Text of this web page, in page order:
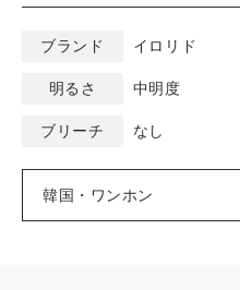
バイオレット/パープ
ブルーブラック
デザインカラー
ブランド イロリド
明るさ 中明度
ブリーチ なし
韓国・ワンホン